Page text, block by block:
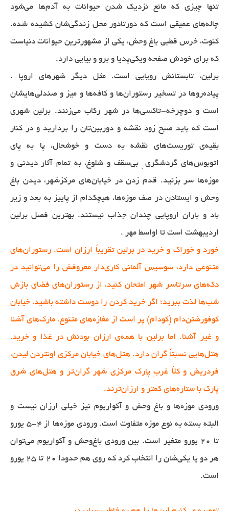
تنها چیزی که مانع نزدیک شدن حیوانات به آدم‌ها می‌شود
چاله‌های عمیقی‌ است که دورتادور محل زندگی‌شان کشیده شده.
کنوت، خرس قطبی باغ وحش، یکی از مشهور‌ترین حیوانات دنیاست
که برای خودش صفحه ویکی‌پدیا و برو و بیایی دارد.
برلین، تابستانش رویایی است. مثل دیگر شهرهای اروپا .
پیاده‌روها در تسخیر رستوران‌ها و کافه‌ها و میز و صندلی‌هایشان
است و دوچرخه-تاکسی‌ها در شهر رکاب می‌زنند. برلین شهری
است که باید صبح زود نقشه و دوربین‌تان را بردارید و در کنار
بقیه‌ی توریست‌های نقشه به دست و خوشحال، پا به پای
اتوبوس‌های گردشگری ِ بی‌سقف و شلوغ، به تمام آثار دیدنی و
موزه‌ها سر بزنید. قدم زدن در خیابان‌های مرکز‌شهر، دیدن باغ
وحش و ایستادن در صف موزه‌ها، هیچکدام از پاییز به بعد و زیر
باد و باران اروپایی چندان جذاب نیستند. بهترین فصل برلین
اردیبهشت است تا اواسط مهر .
خورد و خوراک و خرید در برلین تقریباً ارزان است. رستوران‌های
متنوعی دارد، سوسیس آلمانی کاری‌دار معروفش را می‌توانید در
دکه‌های سرتاسر شهر امتحان کنید، از رستوران‌های فضای بازش
شب‌ها لذت ببرید؛ اگر خرید کردن را دوست داشته باشید، خیابان
کوفورشتن‌دام (کودام) پر است از مغازه‌های متنوع. مارک‌های آشنا
و غیر آشنا. اما برلین با همه‌ی ارزان بودنش در غذا و خرید،
هتل‌هایی نسبتاً گران دارد. هتل‌های خیابان مرکزی اونتردن لیدن،
فردریش و کلاً غربِ پارک مرکزی شهر گران‌تر و هتل‌های شرق
پارک با ستاره‌های کمتر و ارزان‌ترند.
ورودی موزه‌ها و باغ وحش و آکواریوم نیز خیلی ارزان نیست و
البته بسته به نوع موزه متفاوت است. ورودی موزه‌ها از ٤-٥ یورو
تا ٢٠ یورو متغیر است. بین ورودی باغ‌وحش و آکواریوم می‌توان
هر دو یا یکی‌شان را انتخاب کرد که روی هم حدودا ٢٠ تا ٢٥ یورو
است.